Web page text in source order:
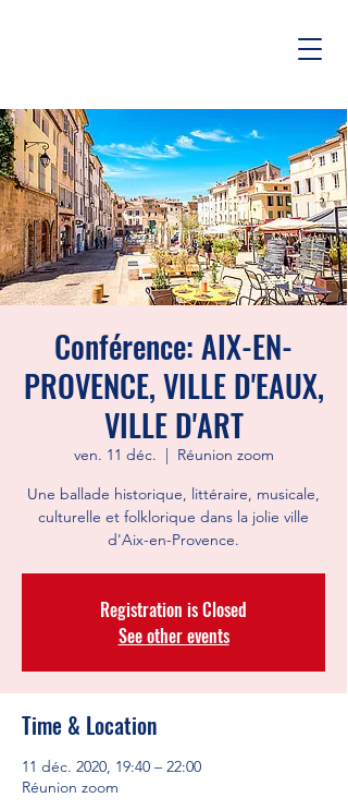
Conférence: AIX-EN-
PROVENCE, VILLE D'EAUX,
VILLE D'ART
ven. 11 déc.
  |
Réunion zoom
Une ballade historique, littéraire, musicale,
culturelle et folklorique dans la jolie ville
d'Aix-en-Provence.
Registration is Closed
See other events
Time & Location
11 déc. 2020, 19:40 – 22:00
Réunion zoom